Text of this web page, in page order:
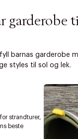
garderobe
barnas garderobe
styles til sol og lek.
strandturer,
beste